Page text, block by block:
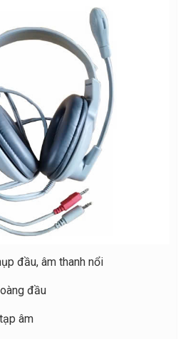
đầu, âm thanh nổi
đầu
âm